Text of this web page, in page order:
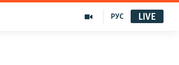
РУС LIVE